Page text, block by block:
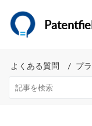
よくある質問 プ